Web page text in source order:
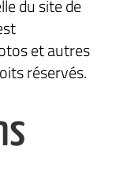
du site de
et autres
réservés.